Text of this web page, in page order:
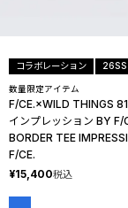
数量限定アイテム
F/CE.×WILD THINGS
インプレッション BY
BORDER TEE
F/CE.
コラボレーション 26SS
¥15,400税込